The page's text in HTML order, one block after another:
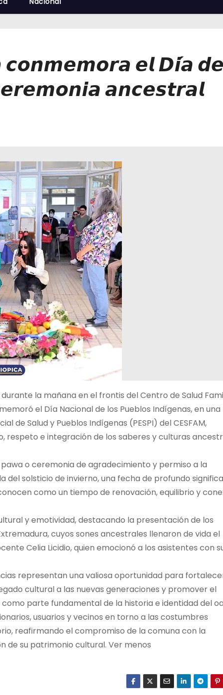
𝙚𝙡 𝘿𝙞́𝙖 𝙙𝙚
𝙖𝙣𝙘𝙚𝙨𝙩𝙧𝙖𝙡
la mañana en el frontis del Centro de Salud
el Día Nacional de los Pueblos Indígenas, en una
de Salud y Pueblos Indígenas (PESPI) del CESFAM,
respeto e integración de los saberes y culturas
o ceremonia de agradecimiento y permiso a la
del solsticio de invierno, una fecha de profundo
como un tiempo de renovación, equilibrio y
y emotividad, destacando la presentación de los
cuyos sones ancestrales llenaron de vida el
Celia Licidio, quien emocionó a los asistentes con
representan una valiosa oportunidad para
cultural a las nuevas generaciones y promover el
parte fundamental de la historia e identidad del
usuarios y vecinos en torno a las costumbres
reafirmando el compromiso de la comuna con la
de su patrimonio cultural. Ver menos